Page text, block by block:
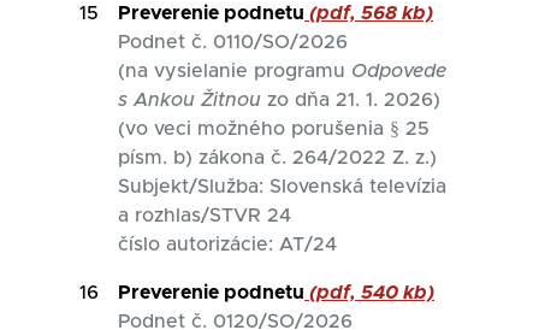
15 Preverenie podnetu (pdf, 568 kb)
Podnet č. 0110/SO/2026
(na vysielanie programu Odpovede
s Ankou Žitnou zo dňa 21. 1. 2026)
(vo veci možného porušenia § 25
písm. b) zákona č. 264/2022 Z. z.)
Subjekt/Služba: Slovenská televízia
a rozhlas/STVR 24
číslo autorizácie: AT/24
16 Preverenie podnetu (pdf, 540 kb)
Podnet č. 0120/SO/2026